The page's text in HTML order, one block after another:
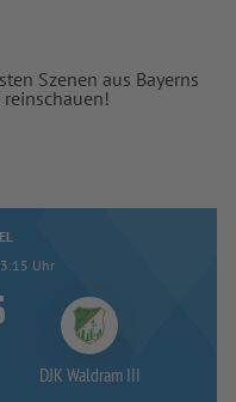
Szenen aus Bayerns
Uhr
DJK Waldram III